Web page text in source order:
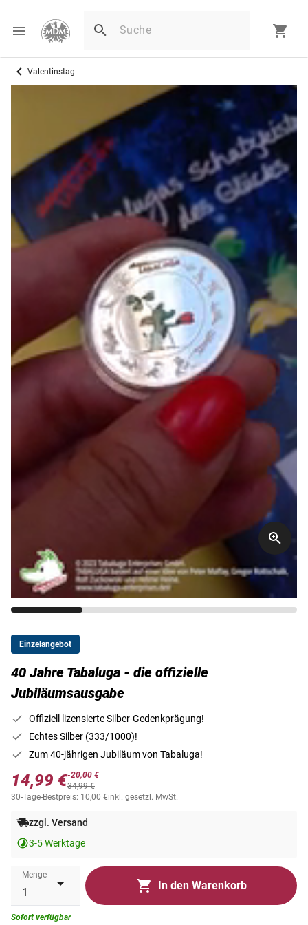
Valentinstag
Einzelangebot
40 Jahre Tabaluga - die offizielle
Jubiläumsausgabe
Offiziell lizensierte Silber-Gedenkprägung!
Echtes Silber (333/1000)!
Zum 40-jährigen Jubiläum von Tabaluga!
14,99 €-20,00 €
34,99 €
30-Tage-Bestpreis: 10,00 €inkl. gesetzl. MwSt.
zzgl. Versand
3-5 Werktage
Menge
In den Warenkorb
Sofort verfügbar